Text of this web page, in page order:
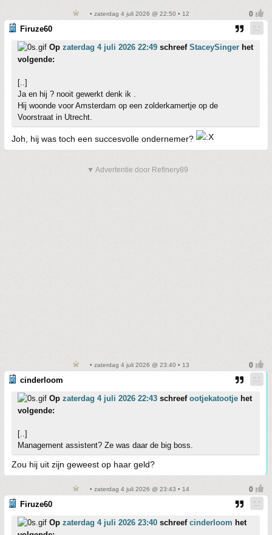
• zaterdag 4 juli 2026 @ 22:50 • 12
Firuze60
Op zaterdag 4 juli 2026 22:49 schreef StaceySinger het
volgende:
[..]
Ja en hij ? nooit gewerkt denk ik .
Hij woonde voor Amsterdam op een zolderkamertje op de
Voorstraat in Utrecht.
Joh, hij was toch een succesvolle ondernemer?
▼ Advertentie door Refinery89
• zaterdag 4 juli 2026 @ 23:40 • 13
cinderloom
Op zaterdag 4 juli 2026 22:43 schreef ootjekatootje het
volgende:
[..]
Management assistent? Ze was daar de big boss.
Zou hij uit zijn geweest op haar geld?
• zaterdag 4 juli 2026 @ 23:43 • 14
Firuze60
Op zaterdag 4 juli 2026 23:40 schreef cinderloom het